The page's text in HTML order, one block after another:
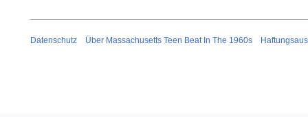
Datenschutz Über Massachusetts Teen Beat In The 1960s